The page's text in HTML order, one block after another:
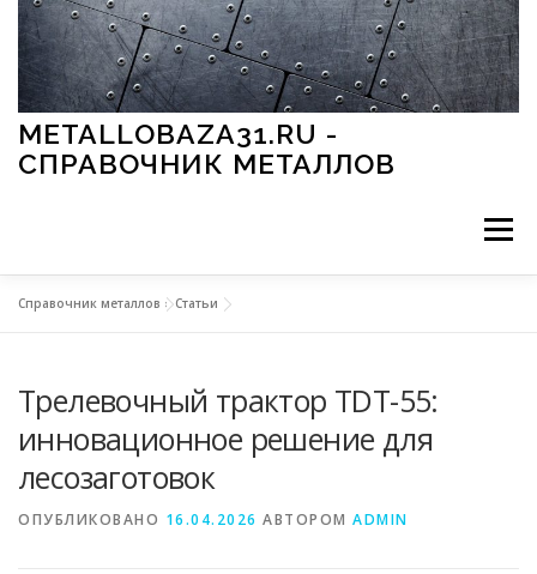
Перейти к содержимому
METALLOBAZA31.RU -
СПРАВОЧНИК МЕТАЛЛОВ
Меню
МЕТАЛЛЫ И ОКРУЖАЮЩАЯ СРЕДА
Справочник металлов »Статьи
Трелевочный трактор TDT-55:
инновационное решение для
лесозаготовок
ОПУБЛИКОВАНО 16.04.2026 АВТОРОМ ADMIN